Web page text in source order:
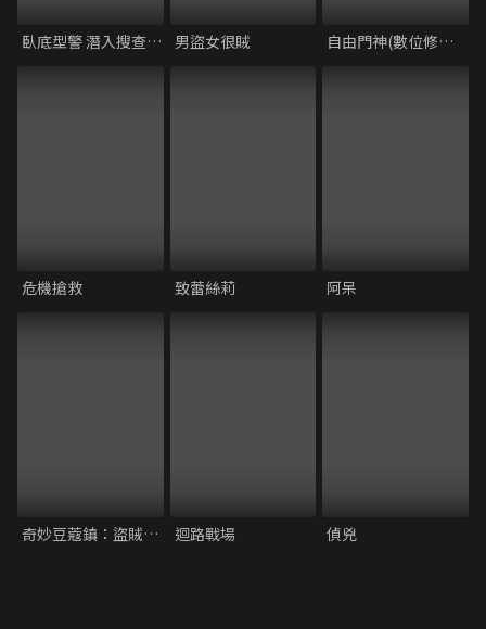
臥底型警 潛入搜查官REIJI 男盜女很賊 自由門神(數位修復版)
危機搶救 致蕾絲莉 阿呆
奇妙豆蔻鎮：盜賊與獅子的歷險記 迴路戰場 偵兇